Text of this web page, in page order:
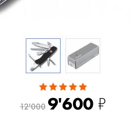
12'000 9'600 ₽